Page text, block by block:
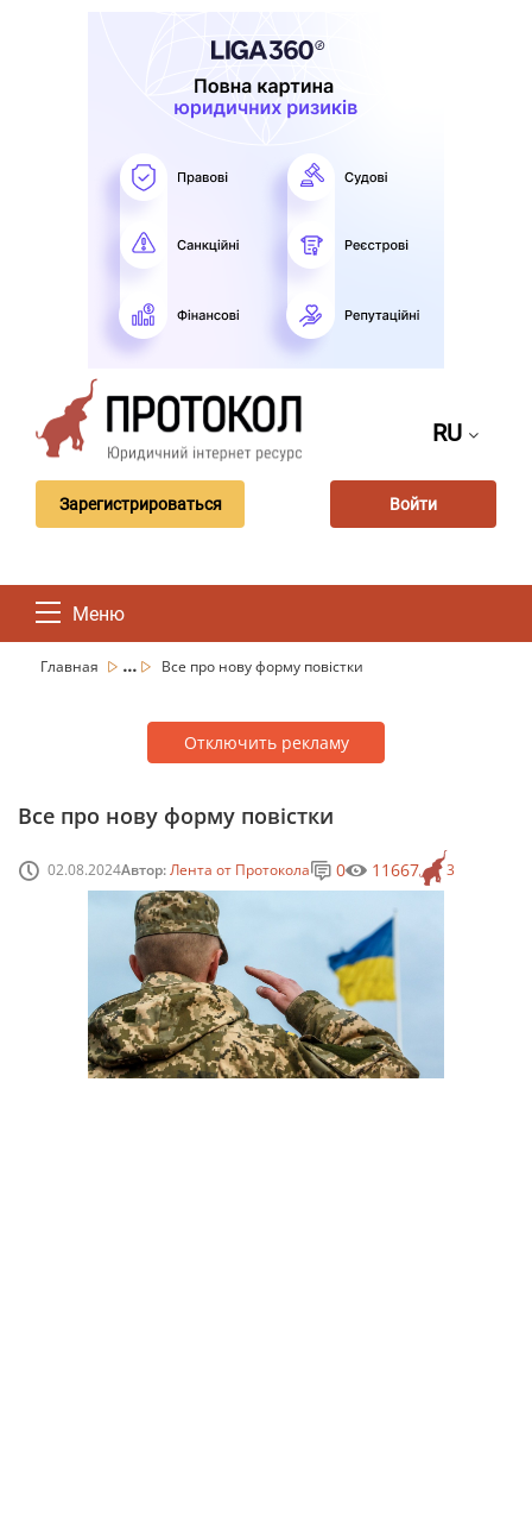
RU
Зарегистрироваться Войти
Меню
Главная ... Все про нову форму повістки
Отключить рекламу
Все про нову форму повістки
02.08.2024Автор:Лента от Протокола 3
0 11667